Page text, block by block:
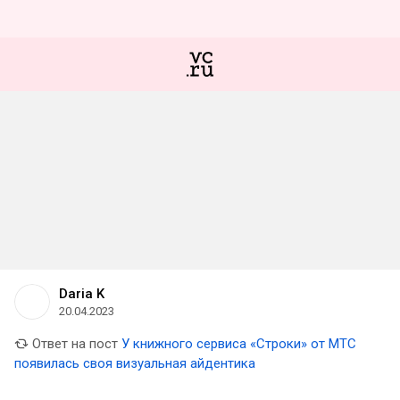
Daria K
20.04.2023
Ответ на пост У книжного сервиса «Строки» от МТС
появилась своя визуальная айдентика